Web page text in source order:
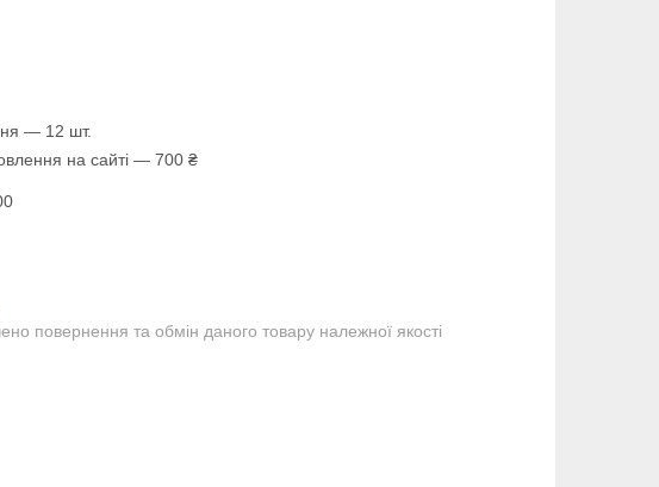
— 12 шт.
на сайті — 700 ₴
повернення та обмін даного товару належної якості